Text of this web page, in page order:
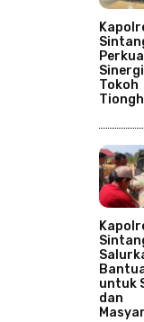
Tokoh
untuk
dan